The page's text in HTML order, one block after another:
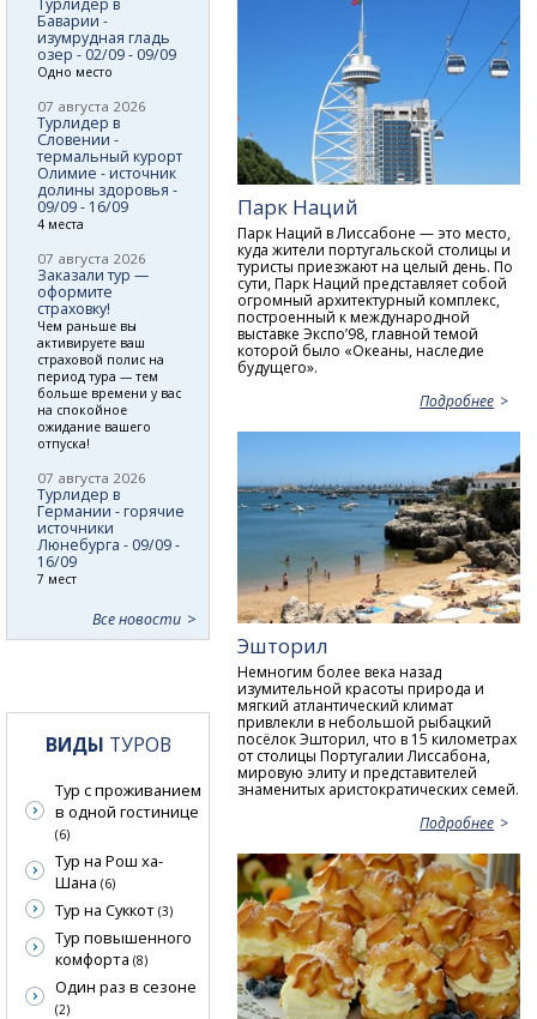
Парк Наций
Парк Наций в Лиссабоне — это место,
куда жители португальской столицы и
туристы приезжают на целый день. По
сути, Парк Наций представляет собой
огромный архитектурный комплекс,
построенный к международной
выставке Экспо’98, главной темой
которой было «Океаны, наследие
будущего».
Подробнее
Эшторил
Немногим более века назад
изумительной красоты природа и
мягкий атлантический климат
привлекли в небольшой рыбацкий
посёлок Эшторил, что в 15 километрах
от столицы Португалии Лиссабона,
мировую элиту и представителей
знаменитых аристократических семей.
Подробнее
Турлидер в
Баварии -
изумрудная гладь
озер - 02/09 - 09/09
Одно место
07 августа 2026
Турлидер в
Словении -
термальный курорт
Олимие - источник
долины здоровья -
09/09 - 16/09
4 места
07 августа 2026
Заказали тур —
оформите
страховку!
Чем раньше вы
активируете ваш
страховой полис на
период тура — тем
больше времени у вас
на спокойное
ожидание вашего
отпуска!
07 августа 2026
Турлидер в
Германии - горячие
источники
Люнебурга - 09/09 -
16/09
7 мест
Все новости
ВИДЫ ТУРОВ
Тур с проживанием
в одной гостинице
(6)
Тур на Рош ха-
Шана (6)
Тур на Суккот (3)
Тур повышенного
комфорта (8)
Один раз в сезоне
(2)